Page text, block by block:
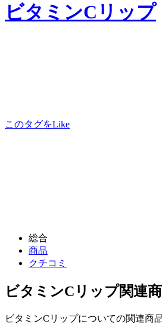
ビタミンCリップ
このタグをLike
総合
商品
クチコミ
ビタミンCリップ関連
ビタミンCリップについての関連商